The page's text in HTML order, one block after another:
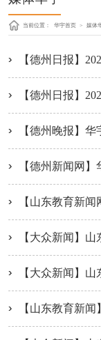
当前位置： 华宇首页 > 媒体
【德州日报】